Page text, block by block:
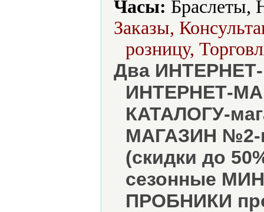
Часы: Браслеты,
Заказы,
розницу,
Два
ИНТЕРНЕТ-
КАТАЛОГУ-
МАГАЗИН №2-
(скидки до
сезонные
ПРОБНИКИ